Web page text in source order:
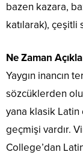
bazen kazara,
katılarak),
Ne Zaman
Yaygın inancın
sözcüklerden
yana klasik Latin
geçmişi vardır.
College’dan